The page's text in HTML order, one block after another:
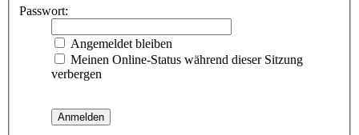
Passwort:
Angemeldet bleiben
Meinen Online-Status während dieser Sitzung
verbergen